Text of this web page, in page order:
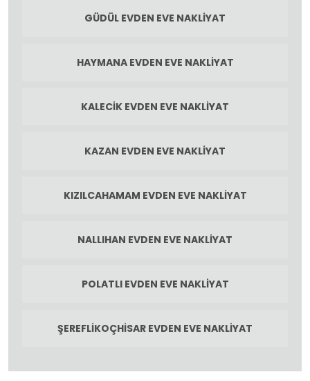
GÜDÜL EVDEN EVE NAKLIYAT
HAYMANA EVDEN EVE NAKLIYAT
KALECIK EVDEN EVE NAKLIYAT
KAZAN EVDEN EVE NAKLIYAT
KIZILCAHAMAM EVDEN EVE NAKLIYAT
NALLIHAN EVDEN EVE NAKLIYAT
POLATLI EVDEN EVE NAKLIYAT
ŞEREFLIKOÇHISAR EVDEN EVE NAKLIYAT